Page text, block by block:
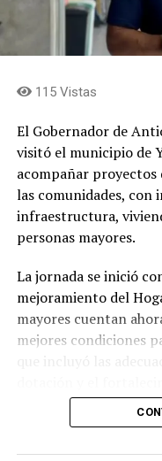
115 Vistas
El Gobernador de
visitó el municipio de
acompañar proyectos
las comunidades, con
infraestructura,
personas mayores.
La jornada se inició
mejoramiento del
mayores cuentan
mejores condiciones
representó una
de pesos, de los